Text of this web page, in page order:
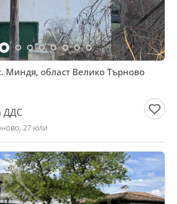
Миндя, област Велико Търново
ДДС
27 юли